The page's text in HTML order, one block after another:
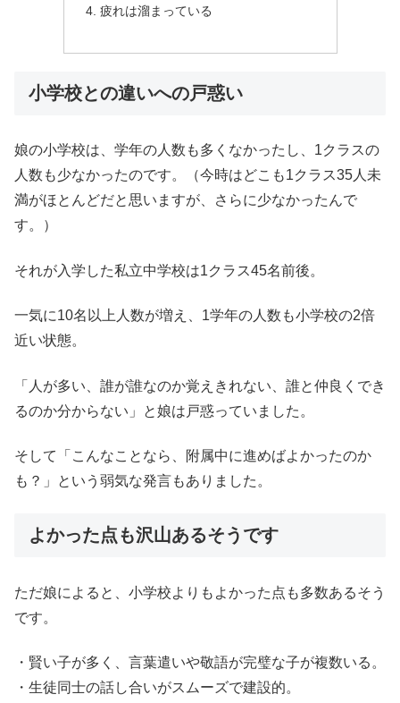
疲れは溜まっている
小学校との違いへの戸惑い
娘の小学校は、学年の人数も多くなかったし、1クラスの
人数も少なかったのです。（今時はどこも1クラス35人未
満がほとんどだと思いますが、さらに少なかったんで
す。）
それが入学した私立中学校は1クラス45名前後。
一気に10名以上人数が増え、1学年の人数も小学校の2倍
近い状態。
「人が多い、誰が誰なのか覚えきれない、誰と仲良くでき
るのか分からない」と娘は戸惑っていました。
そして「こんなことなら、附属中に進めばよかったのか
も？」という弱気な発言もありました。
よかった点も沢山あるそうです
ただ娘によると、小学校よりもよかった点も多数あるそう
です。
・賢い子が多く、言葉遣いや敬語が完璧な子が複数いる。
・生徒同士の話し合いがスムーズで建設的。